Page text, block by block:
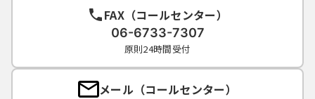
町村窓口）に対して速やかに必要な手続を行
うこととします。
(4) 構成団体は、当該利用者の電子証明書によ
り申請・届出等の手続が行われたものは、全
て当該利用者の意思によるものとみなしま
FAX（コールセンター）
06-6733-7307
原則24時間受付
メール（コールセンター）